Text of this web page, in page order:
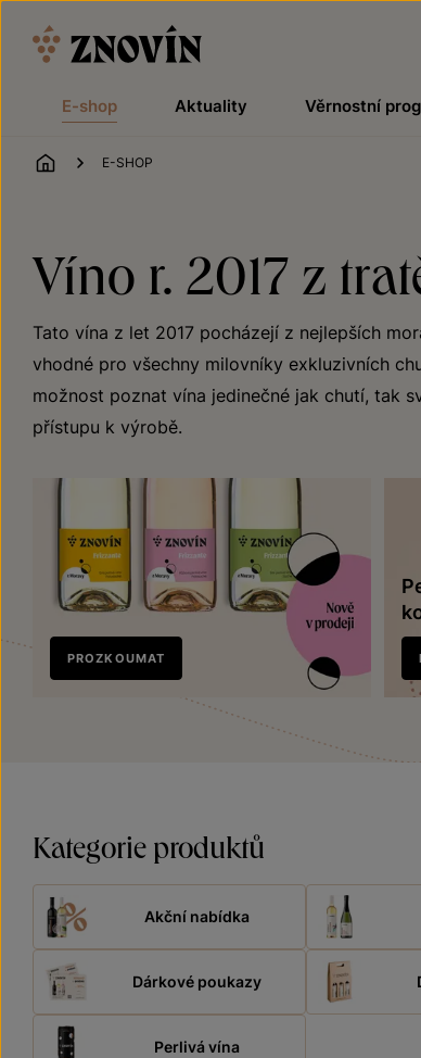
E-shop Aktuality Věrnostní
ÚVOD
E-SHOP
Víno r. 2017 z
Tato vína z let 2017 pocházejí z nejlepších
vhodné pro všechny milovníky exkluzivních
možnost poznat vína jedinečné jak chutí, tak
přístupu k výrobě.
Nově
v prodeji
PROZKOUMAT
Kategorie produktů
Akční nabídka
Dárkové poukazy
Perlivá vína